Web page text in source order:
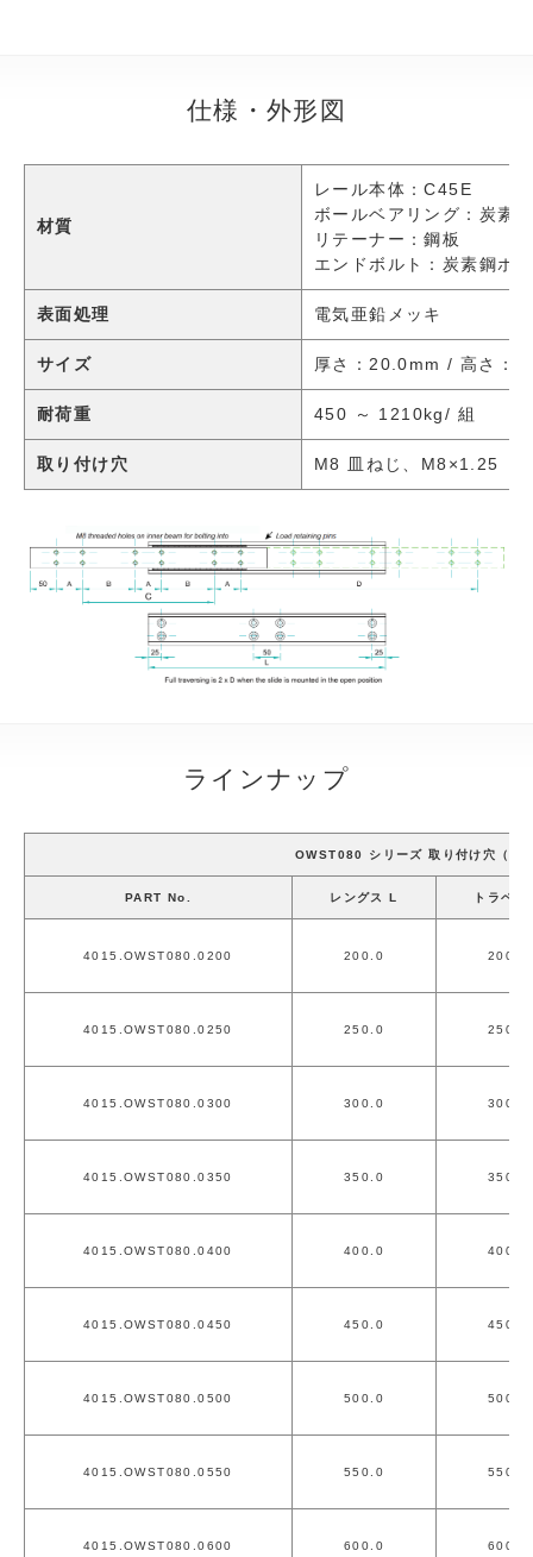
仕様・外形図
材質
レール本体：C45E
ボールベアリング：炭素
リテーナー：鋼板
エンドボルト：炭素鋼ボ
表面処理 電気亜鉛メッキ
サイズ 厚さ：20.0mm / 高さ：
耐荷重 450 ～ 1210kg/ 組
取り付け穴 M8 皿ねじ、M8×1.25
ラインナップ
OWST080 シリーズ 取り付け穴（
PART No. レングス L トラベル
4015.OWST080.0200 200.0 200.0
4015.OWST080.0250 250.0 250.0
4015.OWST080.0300 300.0 300.0
4015.OWST080.0350 350.0 350.0
4015.OWST080.0400 400.0 400.0
4015.OWST080.0450 450.0 450.0
4015.OWST080.0500 500.0 500.0
4015.OWST080.0550 550.0 550.0
4015.OWST080.0600 600.0 600.0